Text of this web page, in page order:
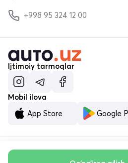
+998 95 324 12 00
Ijtimoiy tarmoqlar
Mobil ilova
App Store
Google